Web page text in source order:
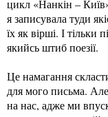
цикл «Нанкін –
я записувала туди
їх як вірші. І тільки
якийсь штиб поезії.
Це намагання
для мого письма.
на нас, адже ми